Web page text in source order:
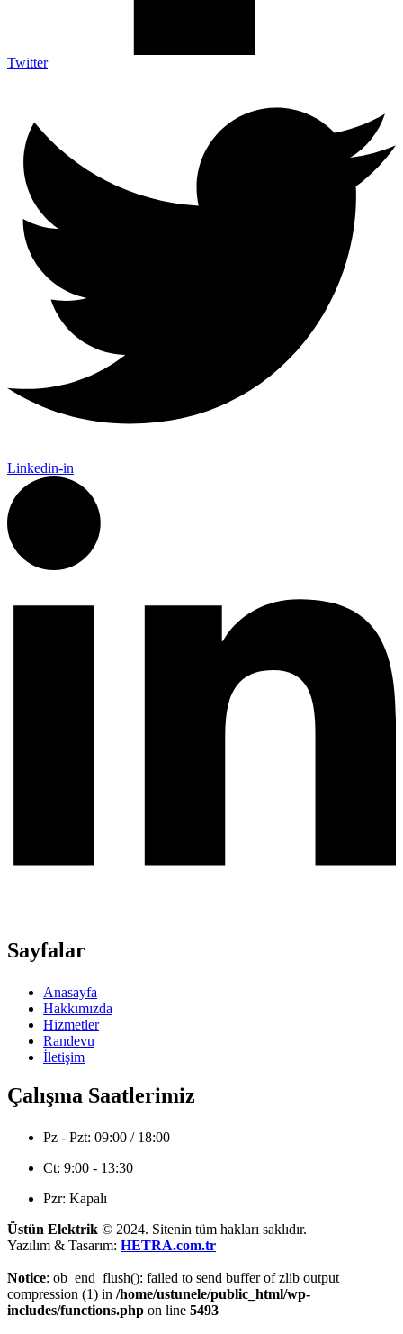
Twitter
Linkedin-in
Sayfalar
Anasayfa
Hakkımızda
Hizmetler
Randevu
İletişim
Çalışma Saatlerimiz
Pz - Pzt: 09:00 / 18:00
Ct: 9:00 - 13:30
Pzr: Kapalı
Üstün Elektrik © 2024. Sitenin tüm hakları saklıdır.
Yazılım & Tasarım: HETRA.com.tr
Notice: ob_end_flush(): failed to send buffer of zlib output
compression (1) in /home/ustunele/public_html/wp-
includes/functions.php on line 5493